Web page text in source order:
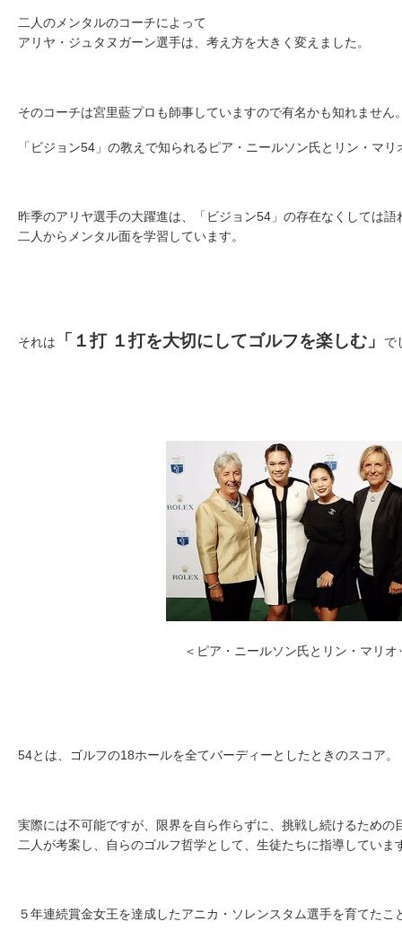
二人のメンタルのコーチによって
アリヤ・ジュタヌガーン選手は、考え方を大きく変えました。
そのコーチは宮里藍プロも師事していますので有名かも知れません
「ビジョン54」の教えで知られるピア・ニールソン氏とリン・マ
昨季のアリヤ選手の大躍進は、「ビジョン54」の存在なくしては
二人からメンタル面を学習しています。
それは 「１打 １打を大切にしてゴルフを楽しむ」 で
＜ピア・ニールソン氏とリン・マリオ
54とは、ゴルフの18ホールを全てバーディーとしたときのスコア。
実際には不可能ですが、限界を自ら作らずに、挑戦し続けるための
二人が考案し、自らのゴルフ哲学として、生徒たちに指導していま
５年連続賞金女王を達成したアニカ・ソレンスタム選手を育てたこ